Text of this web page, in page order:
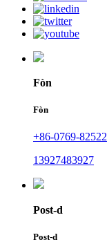
Fòn
Fòn
+86-0769-
13927483927
Post-d
Post-d